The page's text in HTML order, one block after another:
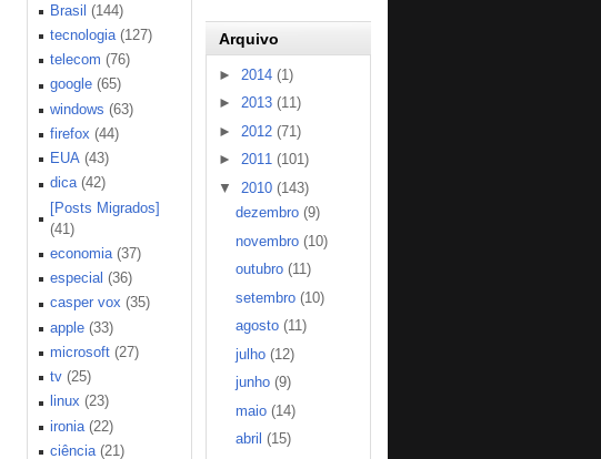
Brasil (144)
tecnologia (127)
telecom (76)
google (65)
windows (63)
firefox (44)
EUA (43)
dica (42)
[Posts Migrados]
(41)
economia (37)
especial (36)
casper vox (35)
apple (33)
microsoft (27)
tv (25)
linux (23)
ironia (22)
ciência (21)
Arquivo
► 2014(1)
►2013(11)
► 2012(71)
►2011(101)
▼
2010(143)
dezembro (9)
novembro (10)
outubro (11)
setembro (10)
agosto (11)
julho (12)
junho (9)
maio (14)
abril (15)